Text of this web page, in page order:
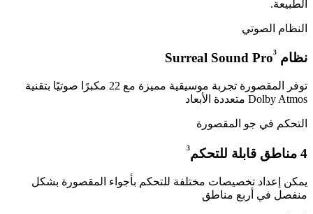
الطبيعة.
النظام الصوتي
نظام Surreal Sound Pro ³
توفر المقصورة تجربة موسيقية مميزة مع 22 مكبرًا صوتيًا بتقنية
Dolby Atmos متعددة الأبعاد
التحكم في جو المقصورة
4 مناطق قابلة للتحكم ³
يمكن إعداد تخصيصات مختلفة للتحكم بأجواء المقصورة بشكل
منفصل في أربع مناطق